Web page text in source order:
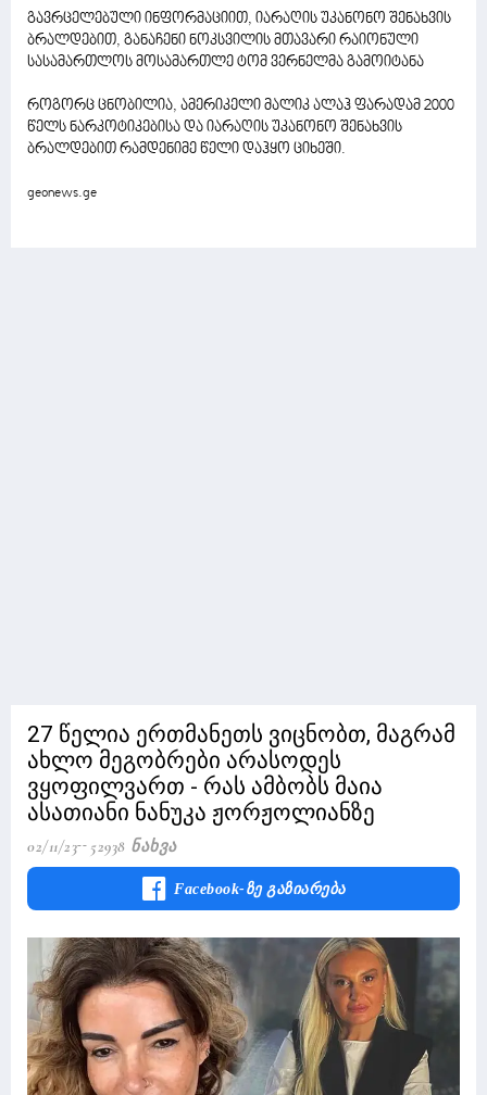
გავრცელებული ინფორმაციით, იარაღის უკანონო შენახვის
ბრალდებით, განაჩენი ნოკსვილის მთავარი რაიონული
სასამართლოს მოსამართლე ტომ ვერნელმა გამოიტანა
როგორც ცნობილია, ამერიკელი მალიკ ალაჰ ფარადამ 2000
წელს ნარკოტიკებისა და იარაღის უკანონო შენახვის
ბრალდებით რამდენიმე წელი დაჰყო ციხეში.
geonews.ge
27 წელია ერთმანეთს ვიცნობთ, მაგრამ
ახლო მეგობრები არასოდეს
ვყოფილვართ - რას ამბობს მაია
ასათიანი ნანუკა ჟორჟოლიანზე
02/11/23 52938 Ნახვა
Facebook-Ზე Გაზიარება